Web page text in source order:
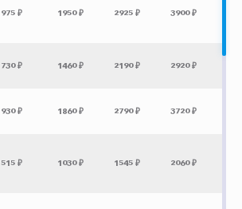
975 ₽ 1950 ₽ 2925 ₽ 3900 ₽
730 ₽ 1460 ₽ 2190 ₽ 2920 ₽
930 ₽ 1860 ₽ 2790 ₽ 3720 ₽
515 ₽ 1030 ₽ 1545 ₽ 2060 ₽